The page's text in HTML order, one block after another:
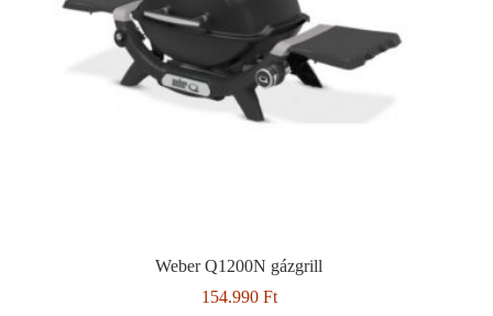
Weber Q1200N gázgrill
154.990 Ft